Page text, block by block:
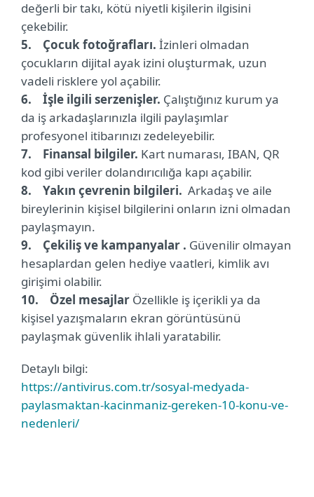
değerli bir takı, kötü niyetli kişilerin ilgisini
çekebilir.
5. Çocuk fotoğrafları. İzinleri olmadan
çocukların dijital ayak izini oluşturmak, uzun
vadeli risklere yol açabilir.
6. İşle ilgili serzenişler. Çalıştığınız kurum ya
da iş arkadaşlarınızla ilgili paylaşımlar
profesyonel itibarınızı zedeleyebilir.
7. Finansal bilgiler. Kart numarası, IBAN, QR
kod gibi veriler dolandırıcılığa kapı açabilir.
8. Yakın çevrenin bilgileri. Arkadaş ve aile
bireylerinin kişisel bilgilerini onların izni olmadan
paylaşmayın.
9. Çekiliş ve kampanyalar . Güvenilir olmayan
hesaplardan gelen hediye vaatleri, kimlik avı
girişimi olabilir.
10. Özel mesajlar Özellikle iş içerikli ya da
kişisel yazışmaların ekran görüntüsünü
paylaşmak güvenlik ihlali yaratabilir.
Detaylı bilgi:
https://antivirus.com.tr/sosyal-medyada-
paylasmaktan-kacinmaniz-gereken-10-konu-ve-
nedenleri/